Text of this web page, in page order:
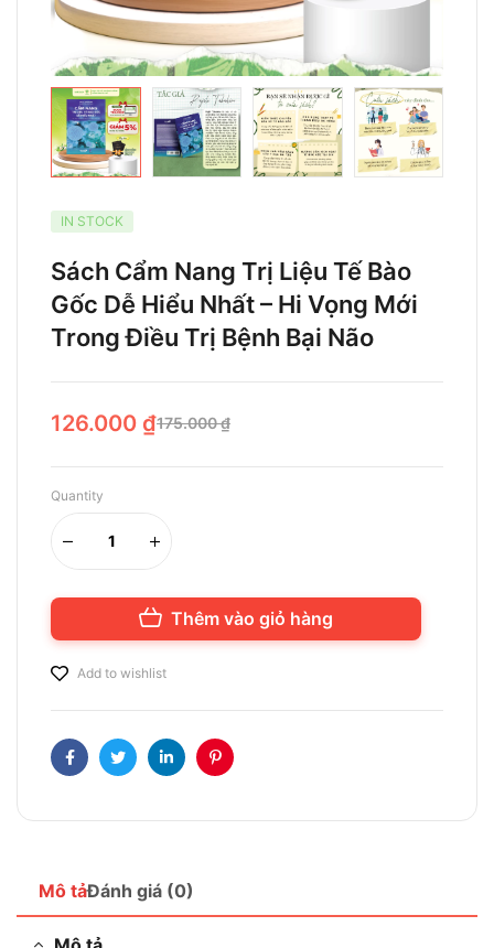
IN STOCK
Sách Cẩm Nang Trị Liệu Tế Bào
Gốc Dễ Hiểu Nhất – Hi Vọng Mới
Trong Điều Trị Bệnh Bại Não
175.000₫
126.000 ₫
Quantity
Thêm vào giỏ hàng
Add to wishlist
FacebookTwitterLinkedinPinterest
Mô tảĐánh giá (0)